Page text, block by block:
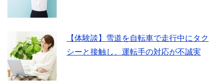
【体験談】雪道を自転車で走行中にタク
シーと接触し、運転手の対応が不誠実